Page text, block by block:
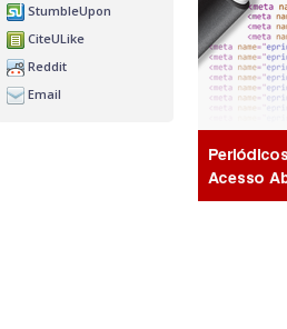
StumbleUpon
CiteULike
Reddit
Email